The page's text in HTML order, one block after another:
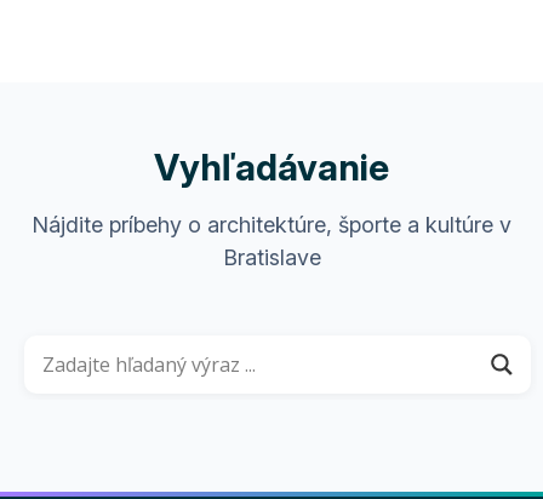
Vyhľadávanie
Nájdite príbehy o architektúre, športe a kultúre v
Bratislave